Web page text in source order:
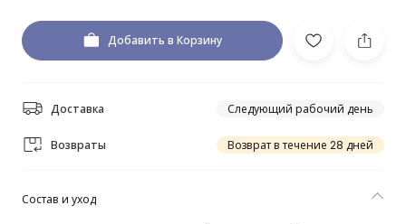
Добавить в Корзину
Доставка Следующий рабочий день
Возвраты Возврат в течение 28 дней
Состав и уход